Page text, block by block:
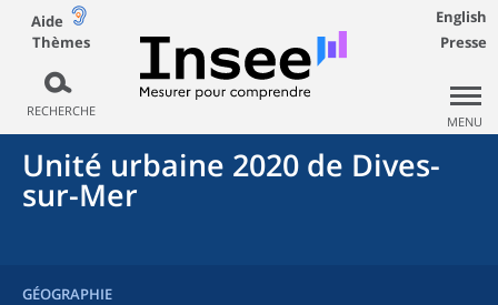
Aide
Thèmes
RECHERCHE
English
Presse
MENU
Unité urbaine 2020 de Dives-
sur-Mer
GÉOGRAPHIE